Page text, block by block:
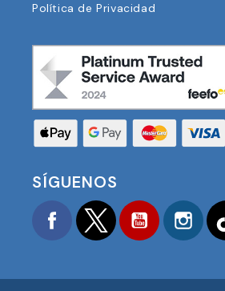
Política de Privacidad
SÍGUENOS
FacebookTwitter YouTube